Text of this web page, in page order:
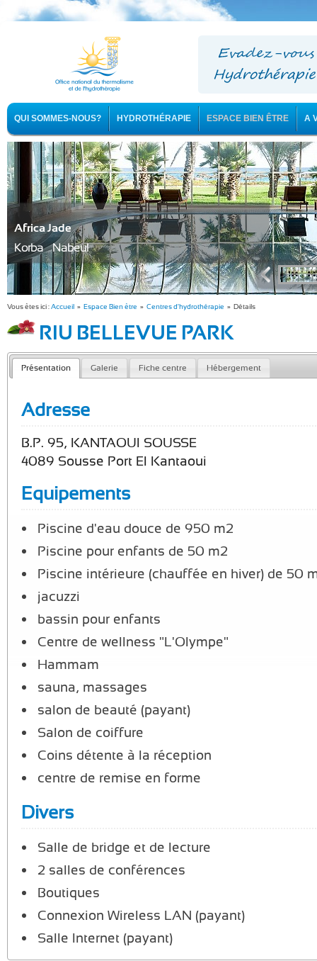
QUI SOMMES-NOUS? HYDROTHÉRAPIE ESPACE BIEN ÊTRE A
Africa Jade
Korba - Nabeul
Vous êtes ici :Accueil » Espace Bien être » Centres d'hydrothérapie » Détails
RIU BELLEVUE PARK
Présentation Galerie Fiche centre Hébergement
Adresse
B.P. 95, KANTAOUI SOUSSE
4089 Sousse Port El Kantaoui
Equipements
Piscine d'eau douce de 950 m2
Piscine pour enfants de 50 m2
Piscine intérieure (chauffée en hiver) de 50
jacuzzi
bassin pour enfants
Centre de wellness "L'Olympe"
Hammam
sauna, massages
salon de beauté (payant)
Salon de coiffure
Coins détente à la réception
centre de remise en forme
Divers
Salle de bridge et de lecture
2 salles de conférences
Boutiques
Connexion Wireless LAN (payant)
Salle Internet (payant)